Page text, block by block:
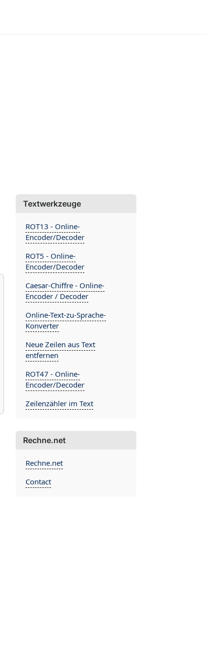
Textwerkzeuge
ROT13 - Online-
Encoder/Decoder
ROT5 - Online-
Encoder/Decoder
Caesar-Chiffre - Online-
Encoder / Decoder
Online-Text-zu-Sprache-
Konverter
Neue Zeilen aus Text
entfernen
ROT47 - Online-
Encoder/Decoder
Zeilenzähler im Text
Rechne.net
Rechne.net
Contact